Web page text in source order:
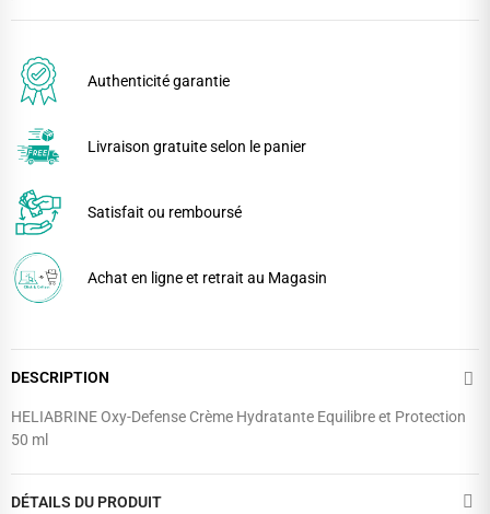
Authenticité garantie
Livraison gratuite selon le panier
Satisfait ou remboursé
Achat en ligne et retrait au Magasin
DESCRIPTION
HELIABRINE Oxy-Defense Crème Hydratante Equilibre et Protection
50 ml
DÉTAILS DU PRODUIT